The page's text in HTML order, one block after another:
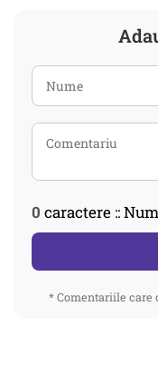
0 caractere ::
* Comentariile care